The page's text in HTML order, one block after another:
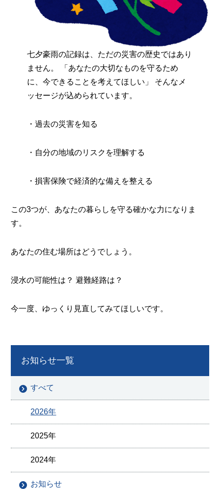
七夕豪雨の記録は、ただの災害の歴史ではあり
ません。 「あなたの大切なものを守るため
に、今できることを考えてほしい」 そんなメ
ッセージが込められています。
・過去の災害を知る
・自分の地域のリスクを理解する
・損害保険で経済的な備えを整える
この3つが、あなたの暮らしを守る確かな力になりま
す。
あなたの住む場所はどうでしょう。
浸水の可能性は？ 避難経路は？
今一度、ゆっくり見直してみてほしいです。
お知らせ一覧
すべて
2026年
2025年
2024年
お知らせ